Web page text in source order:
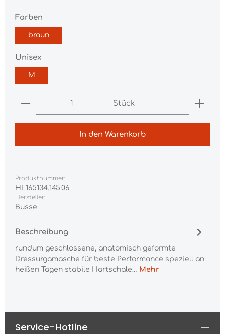
Farben
braun
Unisexauswählen
M
Produkt Anzahl: Gib den gewünschten
Stück
In den Warenkorb
Produktnummer:
HL165134.145.06
Hersteller:
Busse
Beschreibung
rundum geschlossene, anatomisch geformte
Dressurgamasche für beste Performance speziell an
heißen Tagen stabile Hartschale… Mehr
Service-Hotline